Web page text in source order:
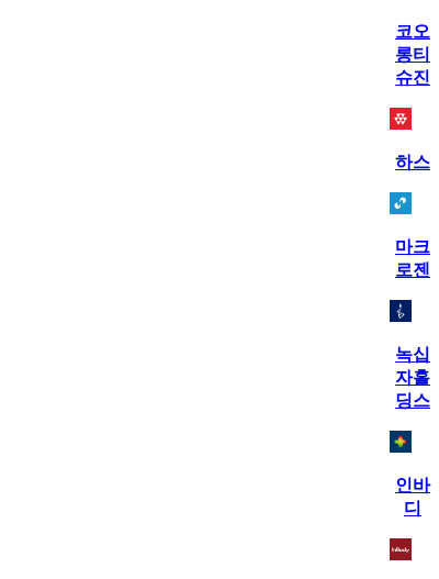
코오
롱티
슈진
하스
마크
로젠
녹십
자홀
딩스
인바
디